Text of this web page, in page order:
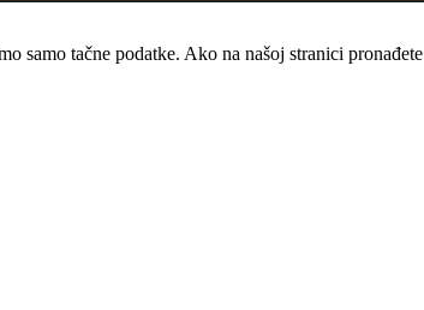
samo tačne podatke. Ako na našoj stranici